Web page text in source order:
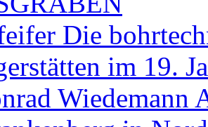
Die
im 19.
Wiedemann